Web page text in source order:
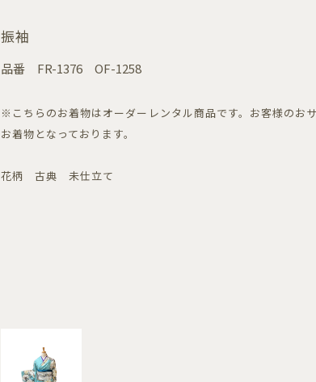
振袖
品番 FR-1376 OF-1258
※こちらのお着物はオーダーレンタル商品です。お客様のお
お着物となっております。
花柄 古典 未仕立て